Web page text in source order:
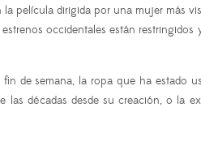
película dirigida por una mujer más
occidentales están restringidos
de semana, la ropa que ha estado
décadas desde su creación, o la